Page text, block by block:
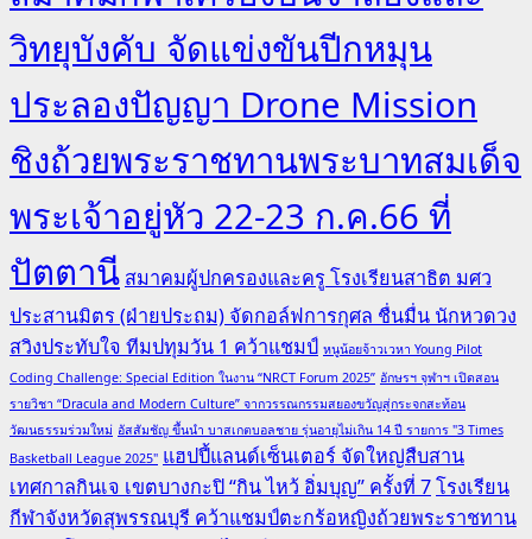
วิทยุบังคับ จัดแข่งขันปีกหมุน
ประลองปัญญา Drone Mission
ชิงถ้วยพระราชทานพระบาทสมเด็จ
พระเจ้าอยู่หัว 22-23 ก.ค.66 ที่
ปัตตานี สมาคมผู้ปกครองและครู โรงเรียนสาธิต มศว
ประสานมิตร (ฝ่ายประถม) จัดกอล์ฟการกุศล ชื่นมื่น นักหวดวง
สวิงประทับใจ ทีมปทุมวัน 1 คว้าแชมป์ หนูน้อยจ้าวเวหา Young Pilot
Coding Challenge: Special Edition ในงาน “NRCT Forum 2025” อักษรฯ จุฬาฯ เปิดสอน
รายวิชา “Dracula and Modern Culture” จากวรรณกรรมสยองขวัญสู่กระจกสะท้อน
วัฒนธรรมร่วมใหม่ อัสสัมชัญ ขึ้นนำ บาสเกตบอลชาย รุ่นอายุไม่เกิน 14 ปี รายการ "3 Times
Basketball League 2025" แฮปปี้แลนด์เซ็นเตอร์ จัดใหญ่สืบสาน
เทศกาลกินเจ เขตบางกะปิ “กิน ไหว้ อิ่มบุญ” ครั้งที่ 7โรงเรียน
กีฬาจังหวัดสุพรรณบุรี คว้าแชมป์ตะกร้อหญิงถ้วยพระราชทาน